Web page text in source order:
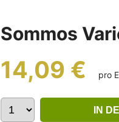
Sommos
14,09 € pro
IN